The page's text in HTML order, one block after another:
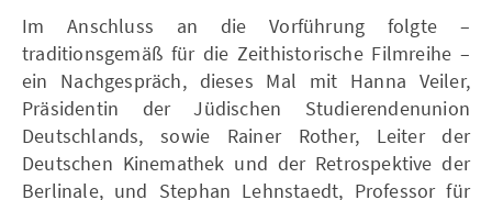
Im Anschluss an die Vorführung folgte –
traditionsgemäß für die Zeithistorische Filmreihe –
ein Nachgespräch, dieses Mal mit Hanna Veiler,
Präsidentin der Jüdischen Studierendenunion
Deutschlands, sowie Rainer Rother, Leiter der
Deutschen Kinemathek und der Retrospektive der
Berlinale, und Stephan Lehnstaedt, Professor für